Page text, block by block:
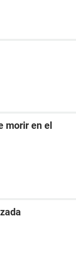
morir en el